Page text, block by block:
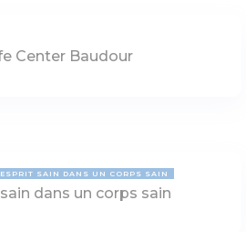
Center Baudour
SAIN DANS UN CORPS SAIN
dans un corps sain